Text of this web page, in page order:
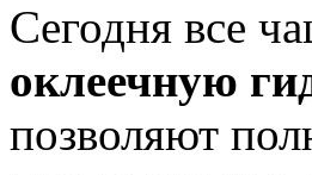
Сегодня все
оклеечную
позволяют